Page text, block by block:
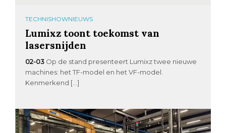
TECHNISHOWNIEUWS
Lumixz toont toekomst van
lasersnijden
02-03 Op de stand presenteert Lumixz twee nieuwe
machines: het TF-model en het VF-model.
Kenmerkend […]